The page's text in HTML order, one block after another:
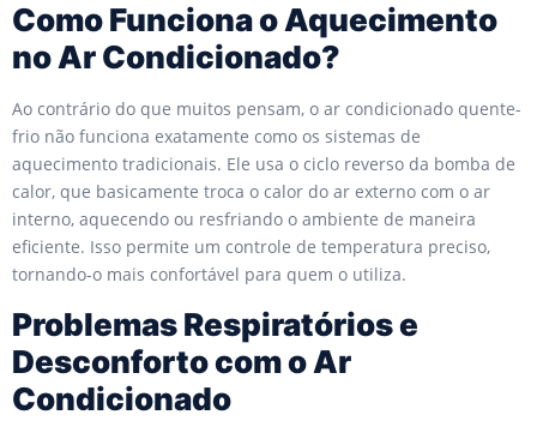
Como Funciona o Aquecimento
no Ar Condicionado?
Ao contrário do que muitos pensam, o ar condicionado quente-
frio não funciona exatamente como os sistemas de
aquecimento tradicionais. Ele usa o ciclo reverso da bomba de
calor, que basicamente troca o calor do ar externo com o ar
interno, aquecendo ou resfriando o ambiente de maneira
eficiente. Isso permite um controle de temperatura preciso,
tornando-o mais confortável para quem o utiliza.
Problemas Respiratórios e
Desconforto com o Ar
Condicionado